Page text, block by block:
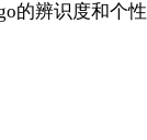
的辨识度和个